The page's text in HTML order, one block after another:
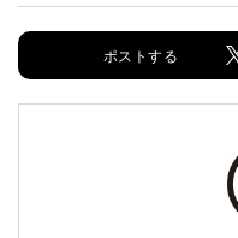
ポストする